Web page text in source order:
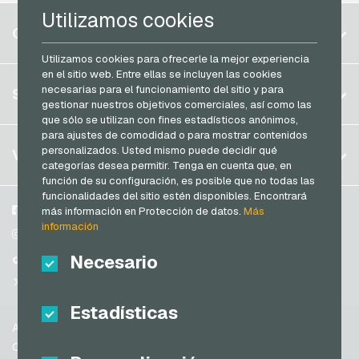
Utilizamos cookies
Utilizamos cookies para ofrecerle la mejor experiencia
en el sitio web. Entre ellas se incluyen las cookies
necesarias para el funcionamiento del sitio y para
gestionar nuestros objetivos comerciales, así como las
que sólo se utilizan con fines estadísticos anónimos,
para ajustes de comodidad o para mostrar contenidos
personalizados. Usted mismo puede decidir qué
categorías desea permitir. Tenga en cuenta que, en
función de su configuración, es posible que no todas las
funcionalidades del sitio estén disponibles. Encontrará
más información en Protección de datos.Más
información
Necesario
Estadísticas
Razer Gold Tarjetas de pago
Transcash Tarjetas de pago
Bélgica
Alemania (DE)
Alemania (EN)
Francia
Italia
Países Bajos
Austria
Portugal
Suiza (DE)
Suiza (IT)
CUENTA
Registrar
Iniciar sesión
Mi carrito
SERVICIO
FAQ
Modos de pago
Condiciones generales&Derecho de revocación
Protección de datos
VGO-SHOP
Sobre nosotros
Participantes
Facebook
Instagram
TikTok
Ayuda
Condiciones generales